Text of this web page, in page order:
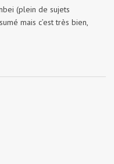
(plein de sujets
mais c’est très bien,